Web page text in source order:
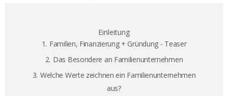
Einleitung
1. Familien, Finanzierung + Gründung - Teaser
2. Das Besondere an Familienunternehmen
3. Welche Werte zeichnen ein Familienunternehmen
aus?